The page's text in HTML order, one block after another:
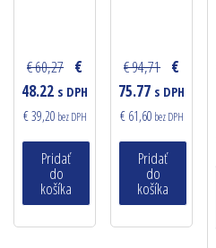
€ 60,27 €
48.22 s DPH
€ 39,20 bez DPH
Pridať
do
košíka
€ 94,71 €
75.77 s DPH
€ 61,60 bez DPH
Pridať
do
košíka